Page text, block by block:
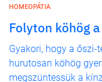
HOMEOPÁTIA
Folyton köhög
Gyakori, hogy a
hurutosan köhög
megszüntessük a